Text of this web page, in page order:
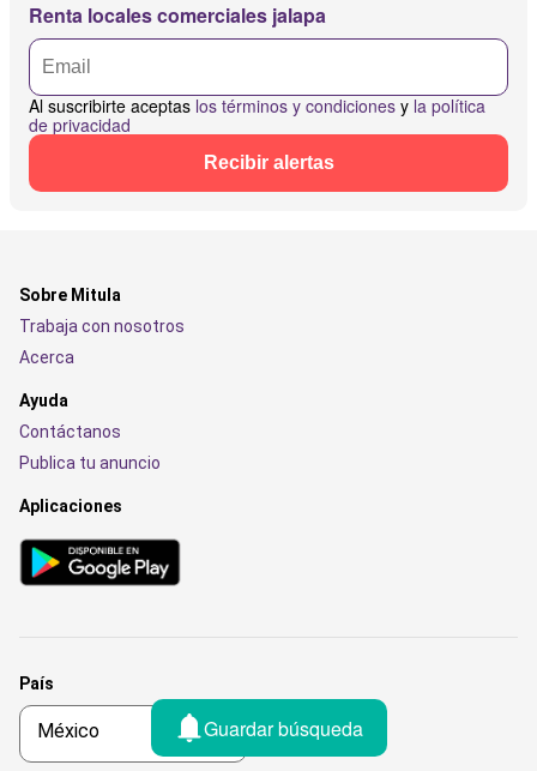
Renta locales comerciales jalapa
Al suscribirte aceptas los términos y condiciones y la política
de privacidad
Recibir alertas
Guardar búsqueda
Sobre Mitula
Trabaja con nosotros
Acerca
Ayuda
Contáctanos
Publica tu anuncio
Aplicaciones
País